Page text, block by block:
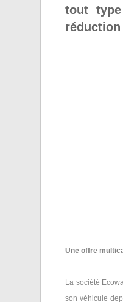
tout
Une offre
La société
son véhicule